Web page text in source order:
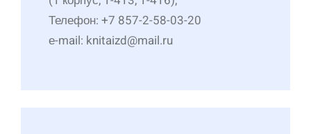
Телефон: +7 857-2-58-03-20
е-mail: knitaizd@mail.ru